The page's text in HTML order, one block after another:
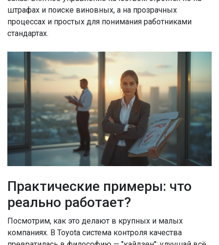
штрафах и поиске виновных, а на прозрачных
процессах и простых для понимания работниками
стандартах.
Практические примеры: что
реально работает?
Посмотрим, как это делают в крупных и малых
компаниях. В Toyota система контроля качества